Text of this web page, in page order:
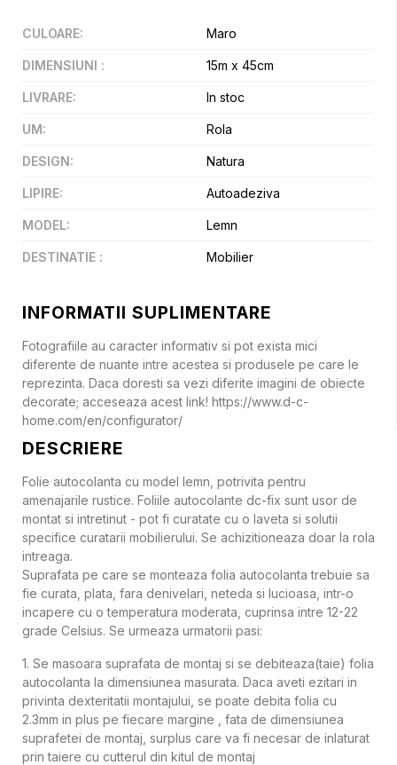
DESCRIERE
Folie autocolanta cu model lemn, potrivita pentru
amenajarile rustice. Foliile autocolante dc-fix sunt usor de
montat si intretinut - pot fi curatate cu o laveta si solutii
specifice curatarii mobilierului. Se achizitioneaza doar la rola
intreaga.
Suprafata pe care se monteaza folia autocolanta trebuie sa
fie curata, plata, fara denivelari, neteda si lucioasa, intr-o
incapere cu o temperatura moderata, cuprinsa intre 12-22
grade Celsius. Se urmeaza urmatorii pasi:
1. Se masoara suprafata de montaj si se debiteaza(taie) folia
autocolanta la dimensiunea masurata. Daca aveti ezitari in
privinta dexteritatii montajului, se poate debita folia cu
2.3mm in plus pe fiecare margine , fata de dimensiunea
suprafetei de montaj, surplus care va fi necesar de inlaturat
prin taiere cu cutterul din kitul de montaj
CULOARE: Maro
DIMENSIUNI : 15m x 45cm
LIVRARE: In stoc
UM: Rola
DESIGN: Natura
LIPIRE: Autoadeziva
MODEL: Lemn
DESTINATIE : Mobilier
INFORMATII SUPLIMENTARE
Fotografiile au caracter informativ si pot exista mici
diferente de nuante intre acestea si produsele pe care le
reprezinta. Daca doresti sa vezi diferite imagini de obiecte
decorate; acceseaza acest link! https://www.d-c-
home.com/en/configurator/